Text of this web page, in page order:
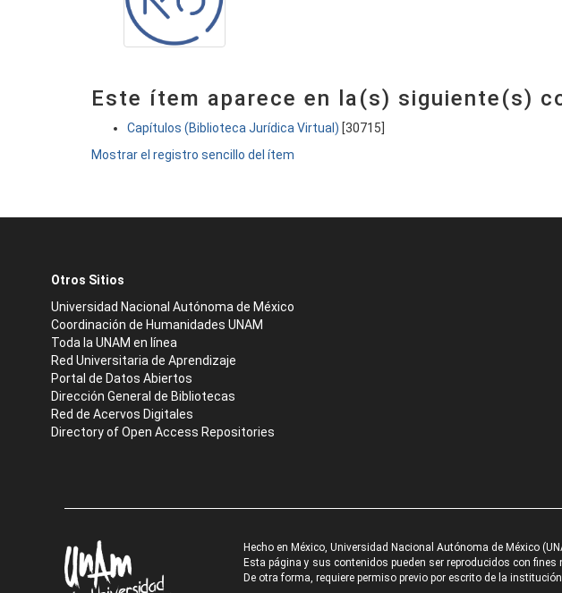
Este ítem aparece en la(s) siguiente(s)
Capítulos (Biblioteca Jurídica Virtual) [30715]
Mostrar el registro sencillo del ítem
Otros Sitios
Universidad Nacional Autónoma de México
Coordinación de Humanidades UNAM
Toda la UNAM en línea
Red Universitaria de Aprendizaje
Portal de Datos Abiertos
Dirección General de Bibliotecas
Red de Acervos Digitales
Directory of Open Access Repositories
Hecho en México, Universidad Nacional Autónoma de México
Esta página y sus contenidos pueden ser reproducidos con
De otra forma, requiere permiso previo por escrito de la